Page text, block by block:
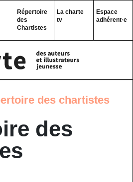
Répertoire
des
Chartistes
La charte
tv
Espace
adhérent·e
des chartistes
des